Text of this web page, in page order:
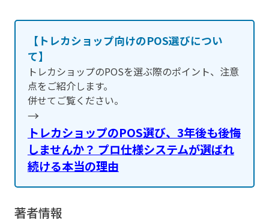
【トレカショップ向けのPOS選びについ
て】
トレカショップのPOSを選ぶ際のポイント、注意
点をご紹介します。
併せてご覧ください。
→
トレカショップのPOS選び、3年後も後悔
しませんか？ プロ仕様システムが選ばれ
続ける本当の理由
著者情報